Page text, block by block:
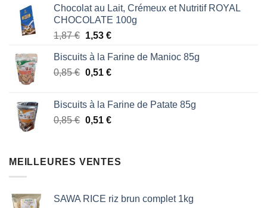
initial
était :
1,87 €.
actuel
est :
1,53 €.
Chocolat au Lait, Crémeux et Nutritif ROYAL
CHOCOLATE 100g
1,87€ Le
initial
était :
1,53 €Le
actuel
est :
Biscuits à la Farine de Manioc 85g
0,85€ Le
était :
0,85 €.
0,51 €Le
est :
0,51 €.
Biscuits à la Farine de Patate 85g
0,85€ Le
était :
0,51 €Le
est :
MEILLEURES VENTES
SAWA RICE riz brun complet 1kg